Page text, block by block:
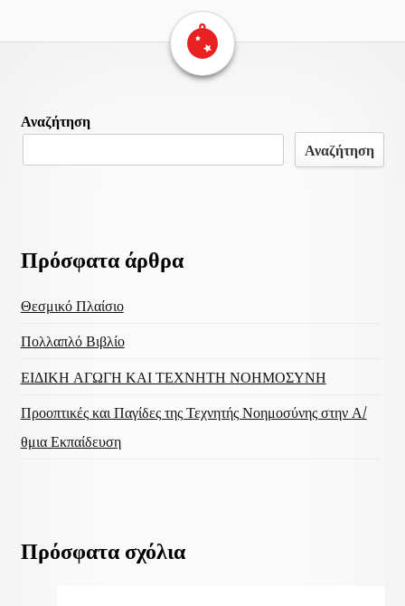
Επιστροφή στην αρχική σελίδα
Περιεχομένο
υποσέλιδου
Αναζήτηση
Αναζήτηση
Πρόσφατα άρθρα
Θεσμικό Πλαίσιο
Πολλαπλό Βιβλίο
ΕΙΔΙΚΗ ΑΓΩΓΗ ΚΑΙ ΤΕΧΝΗΤΗ ΝΟΗΜΟΣΥΝΗ
Προοπτικές και Παγίδες της Τεχνητής Νοημοσύνης στην Α/
θμια Εκπαίδευση
Πρόσφατα σχόλια